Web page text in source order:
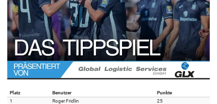
Platz Benutzer
Punkte
1
Roger Fridlin
25